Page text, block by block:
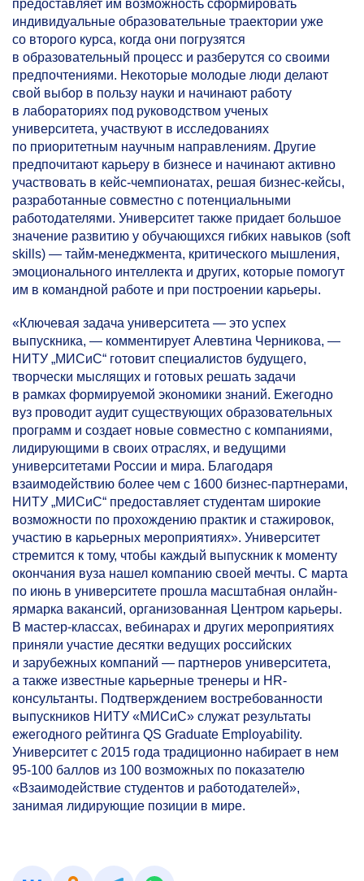
предоставляет им возможность сформировать
индивидуальные образовательные траектории уже
со второго курса, когда они погрузятся
в образовательный процесс и разберутся со своими
предпочтениями. Некоторые молодые люди делают
свой выбор в пользу науки и начинают работу
в лабораториях под руководством ученых
университета, участвуют в исследованиях
по приоритетным научным направлениям. Другие
предпочитают карьеру в бизнесе и начинают активно
участвовать в кейс-чемпионатах, решая бизнес-кейсы,
разработанные совместно с потенциальными
работодателями. Университет также придает большое
значение развитию у обучающихся гибких навыков (soft
skills) — тайм-менеджмента, критического мышления,
эмоционального интеллекта и других, которые помогут
им в командной работе и при построении карьеры.
«Ключевая задача университета — это успех
выпускника, — комментирует Алевтина Черникова, —
НИТУ „МИСиС“ готовит специалистов будущего,
творчески мыслящих и готовых решать задачи
в рамках формируемой экономики знаний. Ежегодно
вуз проводит аудит существующих образовательных
программ и создает новые совместно с компаниями,
лидирующими в своих отраслях, и ведущими
университетами России и мира. Благодаря
взаимодействию более чем с 1600 бизнес-партнерами,
НИТУ „МИСиС“ предоставляет студентам широкие
возможности по прохождению практик и стажировок,
участию в карьерных мероприятиях». Университет
стремится к тому, чтобы каждый выпускник к моменту
окончания вуза нашел компанию своей мечты. С марта
по июнь в университете прошла масштабная онлайн-
ярмарка вакансий, организованная Центром карьеры.
В мастер-классах, вебинарах и других мероприятиях
приняли участие десятки ведущих российских
и зарубежных компаний — партнеров университета,
а также известные карьерные тренеры и HR-
консультанты. Подтверждением востребованности
выпускников НИТУ «МИСиС» служат результаты
ежегодного рейтинга QS Graduate Employability.
Университет с 2015 года традиционно набирает в нем
95-100 баллов из 100 возможных по показателю
«Взаимодействие студентов и работодателей»,
занимая лидирующие позиции в мире.